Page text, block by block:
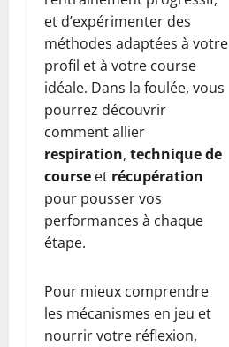
et d’expérimenter des
méthodes adaptées à votre
profil et à votre course
idéale. Dans la foulée, vous
pourrez découvrir
comment allier
respiration, technique de
course et récupération
pour pousser vos
performances à chaque
étape.
Pour mieux comprendre
les mécanismes en jeu et
nourrir votre réflexion,